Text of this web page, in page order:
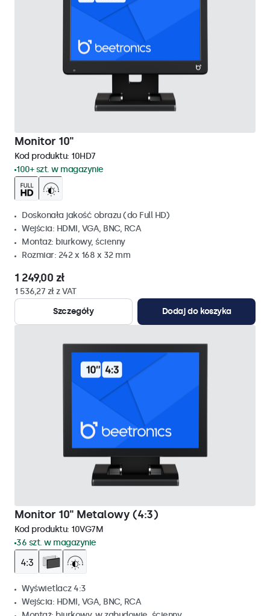
Monitor 10"
Kod produktu: 10HD7
100+ szt. w magazynie
Doskonała jakość obrazu (do Full HD)
Wejścia: HDMI, VGA, BNC, RCA
Montaż: biurkowy, ścienny
Rozmiar: 242 x 168 x 32 mm
1 249,00 zł
1 536,27 zł z VAT
Szczegóły
Dodaj do koszyka
Monitor 10" Metalowy (4:3)
Kod produktu: 10VG7M
36 szt. w magazynie
Wyświetlacz 4:3
Wejścia: HDMI, VGA, BNC, RCA